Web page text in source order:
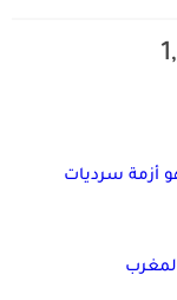
أزمة سرديات